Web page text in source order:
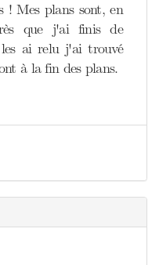
! Mes plans sont, en
que j'ai finis de
ai relu j'ai trouvé
à la fin des plans.